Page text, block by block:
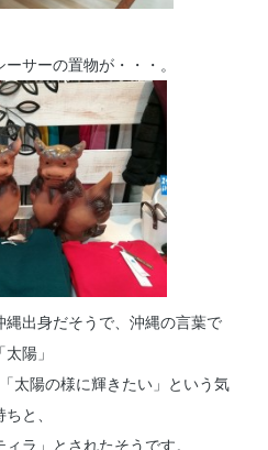
サーの置物が・・・。
出身だそうで、沖縄の言葉で
「太陽」
太陽の様に輝きたい」という気
ちと、
ラ」とされたそうです。